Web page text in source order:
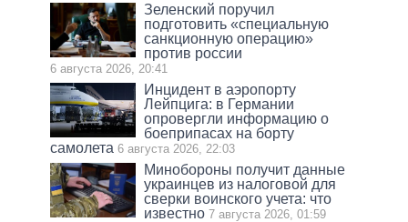
Зеленский поручил
подготовить «специальную
санкционную операцию»
против россии
6 августа 2026, 20:41
Инцидент в аэропорту
Лейпцига: в Германии
опровергли информацию о
боеприпасах на борту
самолета 6 августа 2026, 22:03
Минобороны получит данные
украинцев из налоговой для
сверки воинского учета: что
известно 7 августа 2026, 01:59